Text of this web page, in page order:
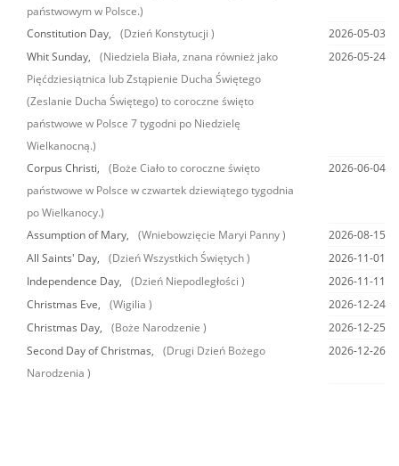
państwowym w Polsce.)
Constitution Day, (Dzień Konstytucji )
2026-05-03
Whit Sunday,
(Niedziela Biała, znana również jako
Pięćdziesiątnica lub Zstąpienie Ducha Świętego
(Zeslanie Ducha Świętego) to coroczne święto
państwowe w Polsce 7 tygodni po Niedzielę
Wielkanocną.)
2026-05-24
Corpus Christi,
(Boże Ciało to coroczne święto
państwowe w Polsce w czwartek dziewiątego tygodnia
po Wielkanocy.)
2026-06-04
Assumption of Mary, (Wniebowzięcie Maryi Panny )
2026-08-15
All Saints' Day,
(Dzień Wszystkich Świętych )
2026-11-01
Independence Day,
(Dzień Niepodległości )
2026-11-11
Christmas Eve,
(Wigilia )
2026-12-24
Christmas Day,
(Boże Narodzenie )
2026-12-25
Second Day of Christmas,
(Drugi Dzień Bożego
Narodzenia )
2026-12-26